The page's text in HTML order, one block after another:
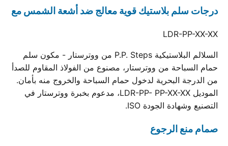
درجات سلم بلاستيك قوية معالج ضد أشعة الشمس مع
LDR-PP-XX-XX
السلالم البلاستيكية P.P. Steps من ووترستار - مكون سلم
حمام السباحة من ووترستار، مصنوع من الفولاذ المقاوم للصدأ
من الدرجة البحرية لدخول حمام السباحة والخروج منه بأمان.
الموديل LDR-PP- PP-XX-XX، مدعوم بخبرة ووترستار في
التصنيع وشهادة الجودة ISO.
صمام منع الرجوع